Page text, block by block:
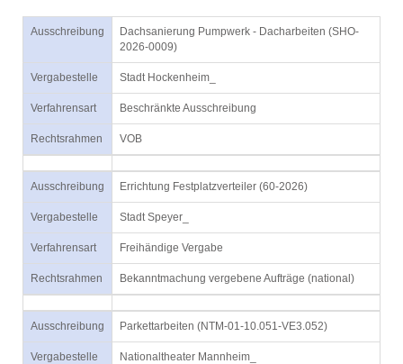
Ausschreibung
Dachsanierung Pumpwerk - Dacharbeiten (SHO-
2026-0009)
Vergabestelle Stadt Hockenheim_
Verfahrensart Beschränkte Ausschreibung
Rechtsrahmen VOB
Ausschreibung Errichtung Festplatzverteiler (60-2026)
Vergabestelle Stadt Speyer_
Verfahrensart Freihändige Vergabe
Rechtsrahmen Bekanntmachung vergebene Aufträge (national)
Ausschreibung Parkettarbeiten (NTM-01-10.051-VE3.052)
Vergabestelle Nationaltheater Mannheim_